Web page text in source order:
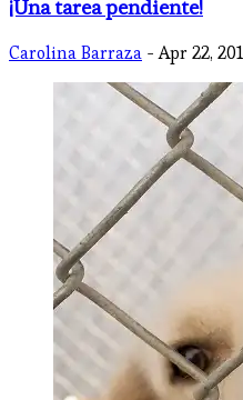
¡Una tarea pendiente!
Carolina Barraza - Apr 22,